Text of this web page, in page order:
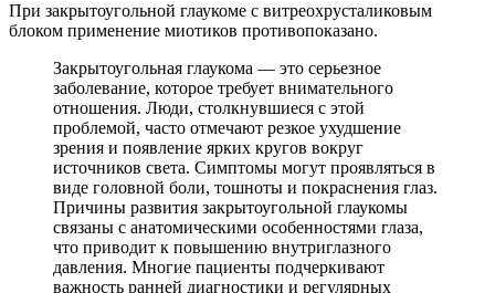
При закрытоугольной глаукоме с витреохрусталиковым
блоком применение миотиков противопоказано.
Закрытоугольная глаукома — это серьезное
заболевание, которое требует внимательного
отношения. Люди, столкнувшиеся с этой
проблемой, часто отмечают резкое ухудшение
зрения и появление ярких кругов вокруг
источников света. Симптомы могут проявляться в
виде головной боли, тошноты и покраснения глаз.
Причины развития закрытоугольной глаукомы
связаны с анатомическими особенностями глаза,
что приводит к повышению внутриглазного
давления. Многие пациенты подчеркивают
важность ранней диагностики и регулярных